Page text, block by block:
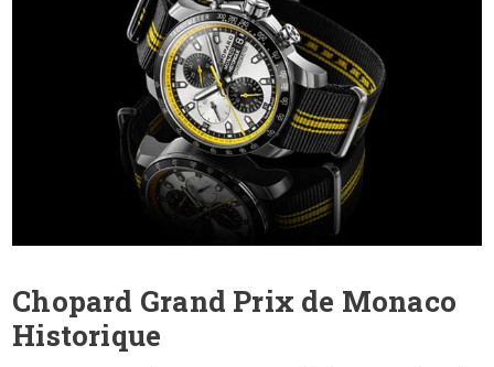
Chopard Grand Prix de Monaco
Historique